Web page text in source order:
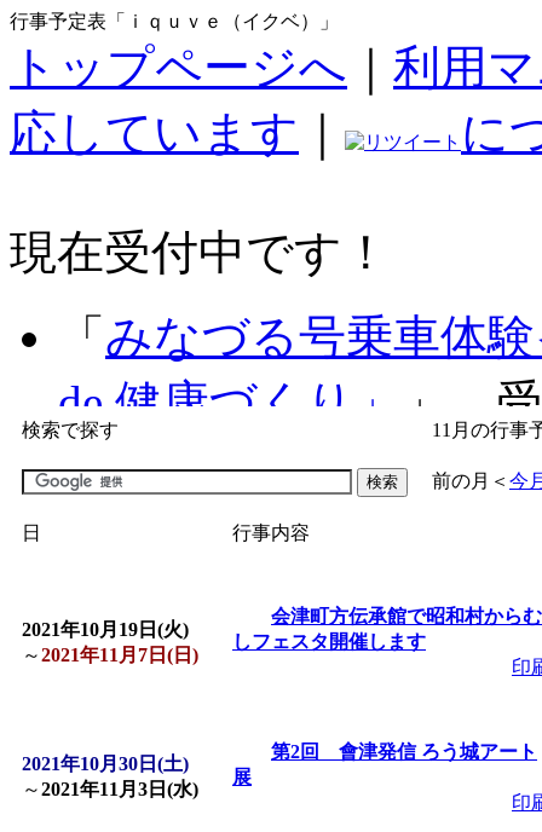
行事予定表「ｉｑｕｖｅ（イクベ）」
トップページへ
利用
応しています
に
現在受付中です！
「 みなづる号乗車体
de 健康づくり」
」 受
「子育て交流広場「
間：2026/07/09～
皆鶴姫のこびる塾
～」 受付期間：～
子育て講座「ばん
2026/07/10～2026/08/
検索で探す 11月の行事
前の月 ＜ 今
日 行事内容
2021年10月19日(火)
～2021年11月7日(日)
会津町方伝承館で昭和村からむ
しフェスタ開催します
印
2021年10月30日(土)
～2021年11月3日(水)
第2回 會津発信 ろう城アート
展
印